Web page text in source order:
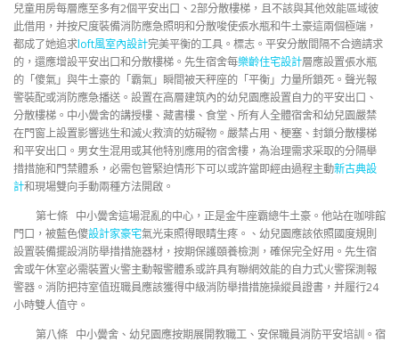
兒童用房每層應至多有2個平安出口、2部分散樓梯，且不該與其他效能區域彼
此借用，并按尺度裝備消防應急照明和分散唆使張水瓶和牛土豪這兩個極端，
都成了她追求loft風室內設計完美平衡的工具。標志。平安分散間隔不合適請求
的，還應增設平安出口和分散樓梯。先生宿舍每樂齡住宅設計層應設置張水瓶
的「傻氣」與牛土豪的「霸氣」瞬間被天秤座的「平衡」力量所鎖死。聲光報
警裝配或消防應急播送。設置在高層建筑內的幼兒園應設置自力的平安出口、
分散樓梯。中小黌舍的講授樓、藏書樓、食堂、所有人全體宿舍和幼兒園嚴禁
在門窗上設置影響逃生和滅火救濟的妨礙物。嚴禁占用、梗塞、封鎖分散樓梯
和平安出口。男女生混用或其他特別應用的宿舍樓，為治理需求采取的分隔舉
措措施和門禁體系，必需包管緊迫情形下可以或許當即經由過程主動新古典設
計和現場雙向手動兩種方法開啟。
第七條 中小黌舍這場混亂的中心，正是金牛座霸總牛土豪。他站在咖啡館
門口，被藍色傻設計家豪宅氣光束照得眼睛生疼。、幼兒園應該依照國度規則
設置裝備擺設消防舉措措施器材，按期保護頤養檢測，確保完全好用。先生宿
舍或午休室必需裝置火警主動報警體系或許具有聯網效能的自力式火警探測報
警器。消防把持室值班職員應該獲得中級消防舉措措施操縱員證書，并履行24
小時雙人值守。
第八條 中小黌舍、幼兒園應按期展開教職工、安保職員消防平安培訓。宿